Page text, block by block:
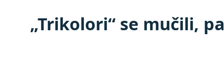
„Trikolori“ se mučili,